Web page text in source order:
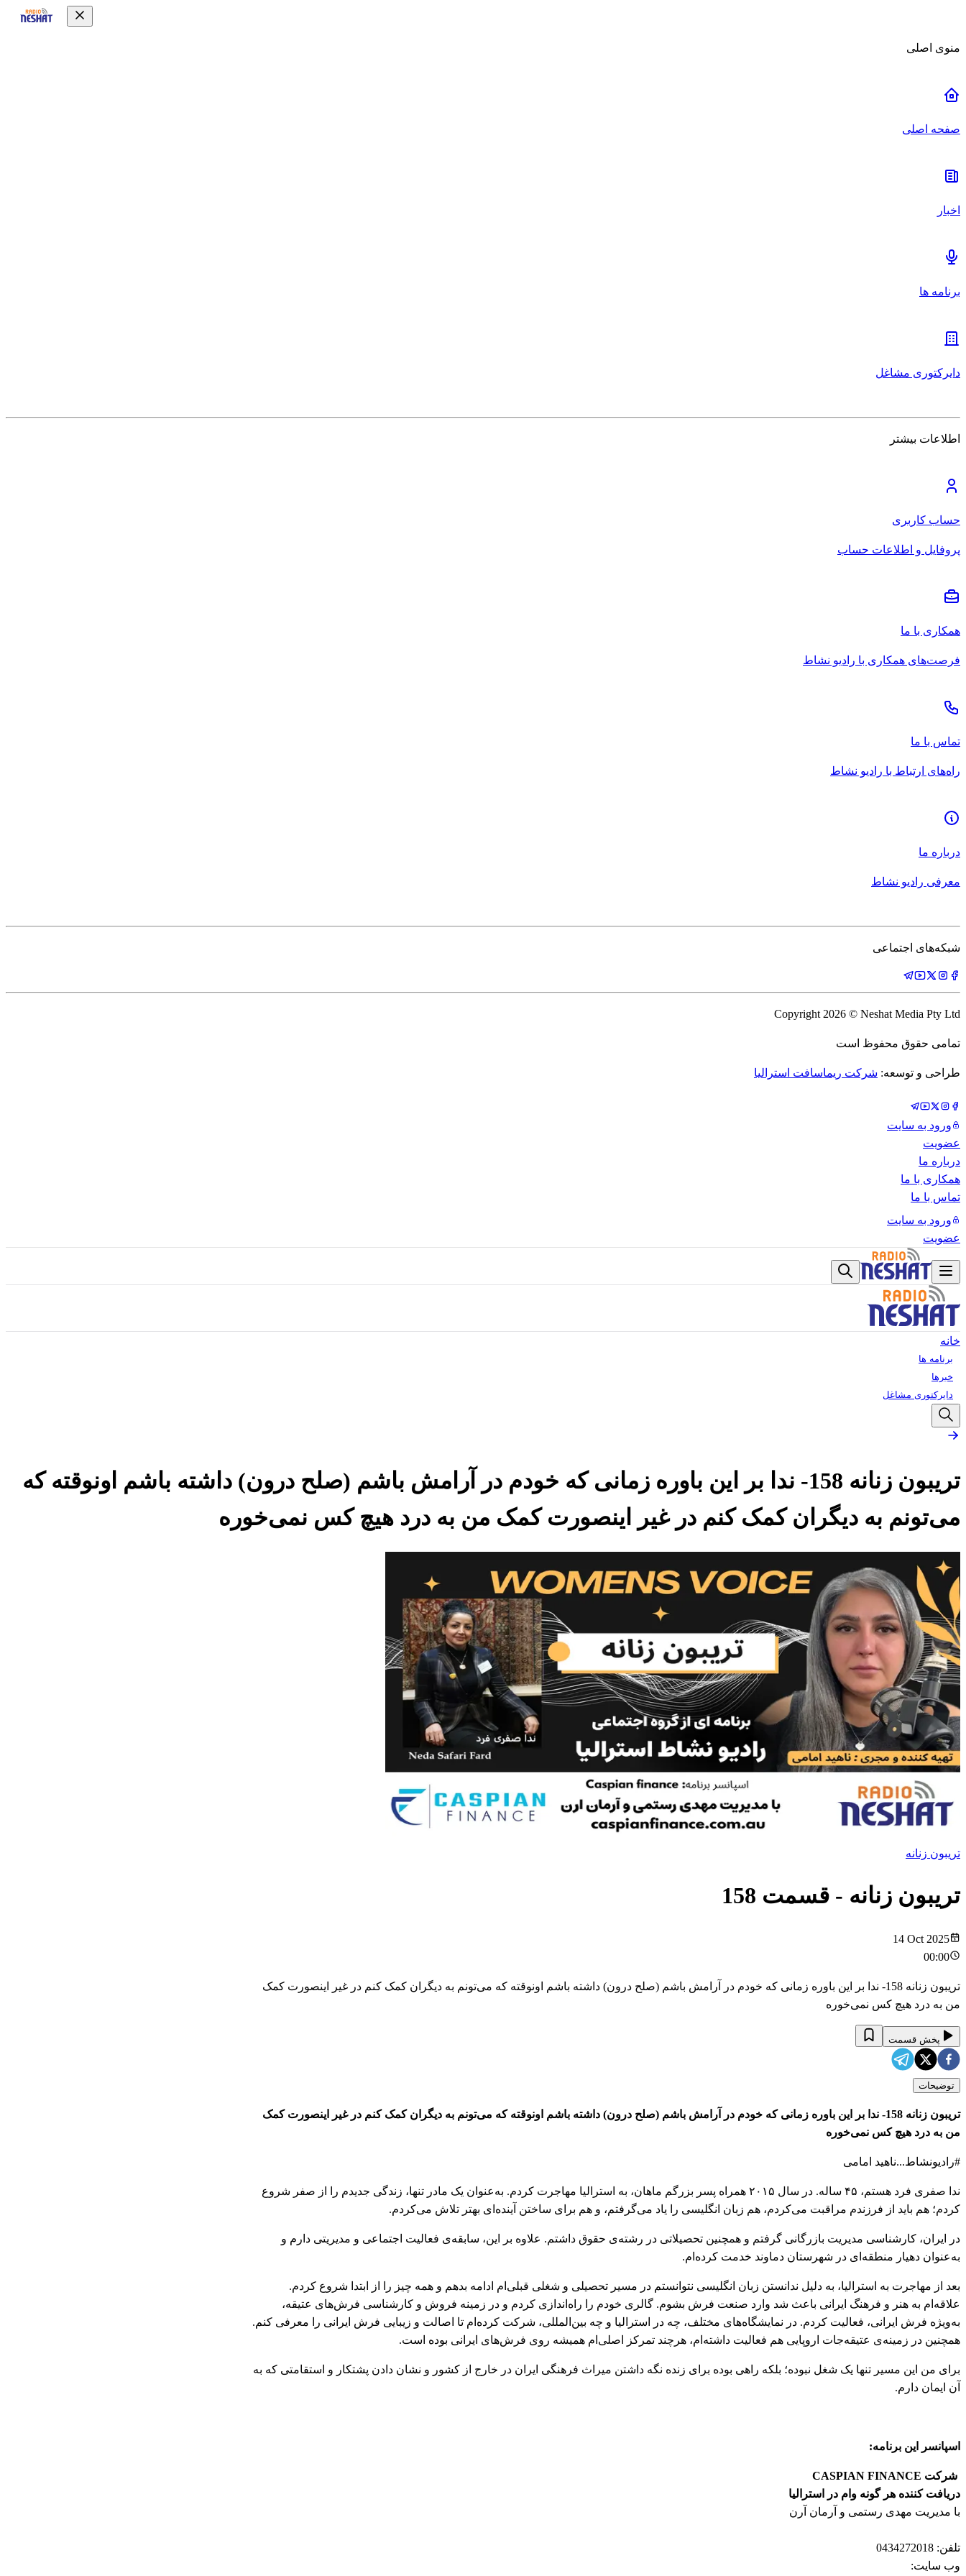
منوی اصلی
صفحه اصلی
اخبار
برنامه ها
دایرکتوری مشاغل
اطلاعات بیشتر
حساب کاربری
پروفایل و اطلاعات حساب
همکاری با ما
فرصت‌های همکاری با رادیو نشاط
تماس با ما
راه‌های ارتباط با رادیو نشاط
درباره ما
معرفی رادیو نشاط
شبکه‌های اجتماعی
Copyright 2026 © Neshat Media Pty Ltd
تمامی حقوق محفوظ است
طراحی و توسعه: شرکت ریماسافت استرالیا
ورود به سایت
عضویت
درباره ما
همکاری با ما
تماس با ما
ورود به سایت
عضویت
خانه
برنامه ها
خبرها
دایرکتوری مشاغل
تریبون زنانه 158- ندا بر این باوره زمانی که خودم در آرامش باشم (صلح درون) داشته باشم اونوقته که
می‌تونم به دیگران کمک کنم در غیر اینصورت کمک من به درد هیچ کس نمی‌خوره
تریبون زنانه
تریبون زنانه - قسمت 158
14 Oct 2025
00:00
تریبون زنانه 158- ندا بر این باوره زمانی که خودم در آرامش باشم (صلح درون) داشته باشم اونوقته که می‌تونم به دیگران کمک کنم در غیر اینصورت کمک
من به درد هیچ کس نمی‌خوره
پخش قسمت
توضیحات
تریبون زنانه 158- ندا بر این باوره زمانی که خودم در آرامش باشم (صلح درون) داشته باشم اونوقته که می‌تونم به دیگران کمک کنم در غیر اینصورت کمک
من به درد هیچ کس نمی‌خوره
#رادیونشاط...ناهید امامی
ندا صفری فرد هستم، ۴۵ ساله. در سال ۲۰۱۵ همراه پسر بزرگم ماهان، به استرالیا مهاجرت کردم. به‌عنوان یک مادر تنها، زندگی جدیدم را از صفر شروع
کردم؛ هم باید از فرزندم مراقبت می‌کردم، هم زبان انگلیسی را یاد می‌گرفتم، و هم برای ساختن آینده‌ای بهتر تلاش می‌کردم.
در ایران، کارشناسی مدیریت بازرگانی گرفتم و همچنین تحصیلاتی در رشته‌ی حقوق داشتم. علاوه بر این، سابقه‌ی فعالیت اجتماعی و مدیریتی دارم و
به‌عنوان دهیار منطقه‌ای در شهرستان دماوند خدمت کرده‌ام.
بعد از مهاجرت به استرالیا، به دلیل ندانستن زبان انگلیسی نتوانستم در مسیر تحصیلی و شغلی قبلی‌ام ادامه بدهم و همه چیز را از ابتدا شروع کردم.
علاقه‌ام به هنر و فرهنگ ایرانی باعث شد وارد صنعت فرش بشوم. گالری خودم را راه‌اندازی کردم و در زمینه فروش و کارشناسی فرش‌های عتیقه،
به‌ویژه فرش ایرانی، فعالیت کردم. در نمایشگاه‌های مختلف، چه در استرالیا و چه بین‌المللی، شرکت کرده‌ام تا اصالت و زیبایی فرش ایرانی را معرفی کنم.
همچنین در زمینه‌ی عتیقه‌جات اروپایی هم فعالیت داشته‌ام، هرچند تمرکز اصلی‌ام همیشه روی فرش‌های ایرانی بوده است.
برای من این مسیر تنها یک شغل نبوده؛ بلکه راهی بوده برای زنده نگه داشتن میراث فرهنگی ایران در خارج از کشور و نشان دادن پشتکار و استقامتی که به
آن ایمان دارم.
اسپانسر این برنامه:
شرکت CASPIAN FINANCE
دریافت کننده هر گونه وام در استرالیا
با مدیریت مهدی رستمی و آرمان آرن
تلفن: 0434272018
وب سایت: